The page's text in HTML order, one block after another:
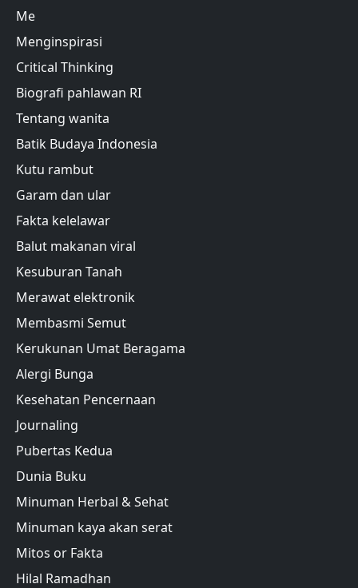
Me
Menginspirasi
Critical Thinking
Biografi pahlawan RI
Tentang wanita
Batik Budaya Indonesia
Kutu rambut
Garam dan ular
Fakta kelelawar
Balut makanan viral
Kesuburan Tanah
Merawat elektronik
Membasmi Semut
Kerukunan Umat Beragama
Alergi Bunga
Kesehatan Pencernaan
Journaling
Pubertas Kedua
Dunia Buku
Minuman Herbal & Sehat
Minuman kaya akan serat
Mitos or Fakta
Hilal Ramadhan